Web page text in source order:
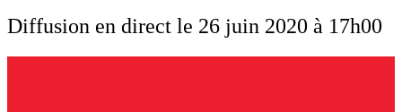
Diffusion en direct le 26 juin 2020 à 17h00